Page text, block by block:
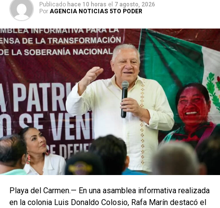
Publicado hace 10 horas el 7 agosto, 2026
Por AGENCIA NOTICIAS 5TO PODER
Playa del Carmen.— En una asamblea informativa realizada
en la colonia Luis Donaldo Colosio, Rafa Marín destacó el